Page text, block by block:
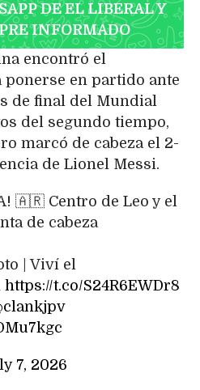
DE EL LIBERAL Y
INFORMADO
encontró el
ponerse en partido ante
de final del Mundial
del segundo tiempo,
marcó de cabeza el 2-
de Lionel Messi.
🇦🇷 Centro de Leo y el
de cabeza
| Viví el
https://t.co/S24R6EWDr8
7, 2026